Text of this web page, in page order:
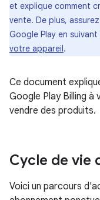
et explique comment
vente. De plus,
Google Play en
votre appareil.
Ce document
Google Play Billing
vendre des produits.
Cycle de vie
Voici un parcours